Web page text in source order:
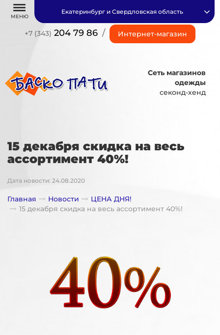
МЕНЮ
+7 (343) 204 79 86 / Интернет-магазин
Екатеринбург и Свердловская область
Сеть магазинов
одежды
секонд-хенд
15 декабря скидка на весь
ассортимент 40%!
Дата новости: 24.08.2020
Главная Новости
ЦЕНА ДНЯ!
15 декабря скидка на весь ассортимент 40%!